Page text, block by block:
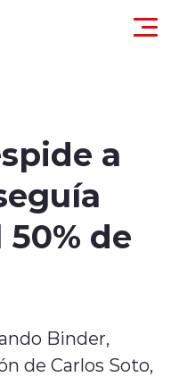
a
de
Binder,
de Carlos Soto,